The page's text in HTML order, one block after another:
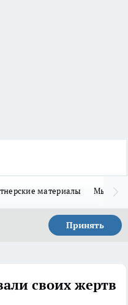
материалы Мы в
Принять
своих жертв